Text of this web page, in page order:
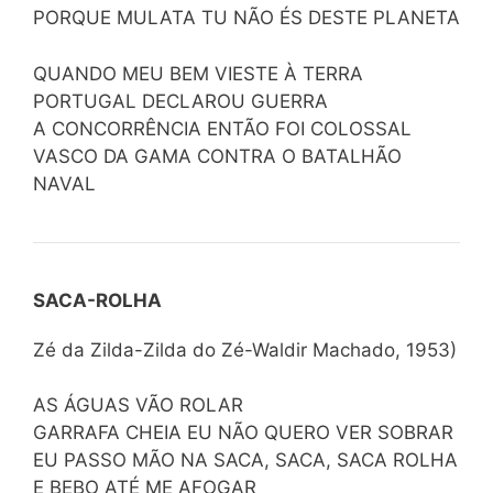
PORQUE MULATA TU NÃO ÉS DESTE PLANETA
QUANDO MEU BEM VIESTE À TERRA
PORTUGAL DECLAROU GUERRA
A CONCORRÊNCIA ENTÃO FOI COLOSSAL
VASCO DA GAMA CONTRA O BATALHÃO
NAVAL
SACA-ROLHA
Zé da Zilda-Zilda do Zé-Waldir Machado, 1953)
AS ÁGUAS VÃO ROLAR
GARRAFA CHEIA EU NÃO QUERO VER SOBRAR
EU PASSO MÃO NA SACA, SACA, SACA ROLHA
E BEBO ATÉ ME AFOGAR